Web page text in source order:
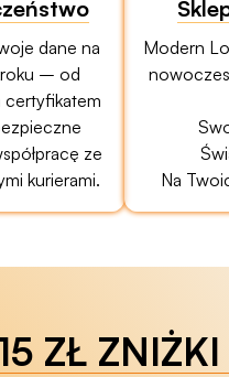
dane na
– od
certyfikatem
ze
kurierami.
Modern
Na
ZŁ